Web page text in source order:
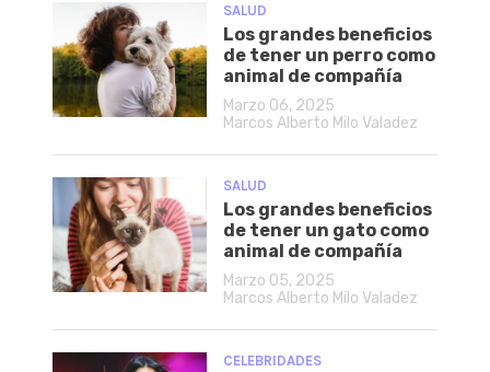
SALUD
Los grandes beneficios
de tener un perro como
animal de compañía
Marzo 06, 2025
Marcos Alberto Milo Valadez
SALUD
Los grandes beneficios
de tener un gato como
animal de compañía
Marzo 05, 2025
Marcos Alberto Milo Valadez
CELEBRIDADES